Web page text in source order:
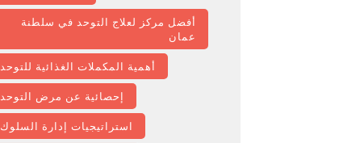
أفضل مركز لعلاج التوحد في سلطنة
عمان
أهمية المكملات الغذائية للتوحد
إحصائية عن مرض التوحد
استراتيجيات إدارة السلوك